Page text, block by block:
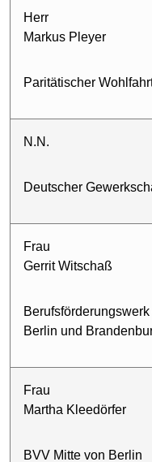
Herr
Markus Pleyer
Paritätischer
N.N.
Deutscher
Frau
Gerrit Witschaß
Berlin und
Frau
Martha Kleedörfer
BVV Mitte von Berlin